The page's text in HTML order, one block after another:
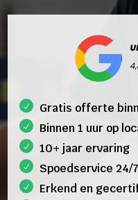
Gratis offerte
Binnen 1 uur op
10+ jaar ervaring
Spoedservice 24/7
Erkend en